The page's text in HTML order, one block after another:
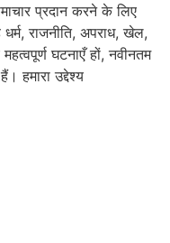
प्रदान करने के लिए
राजनीति, अपराध, खेल,
घटनाएँ हों, नवीनतम
हमारा उद्देश्य